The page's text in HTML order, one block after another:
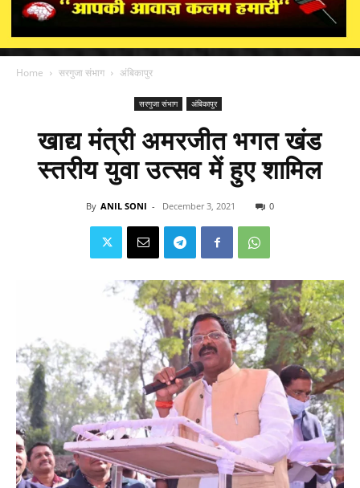
Home सरगुजा संभाग अंबिकापुर
सरगुजा संभाग अंबिकापुर
खाद्य मंत्री अमरजीत भगत खंड
स्तरीय युवा उत्सव में हुए शामिल
By ANIL SONI - December 3, 2021 0